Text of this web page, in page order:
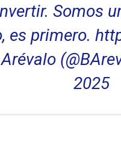
Somos
es primero.
2025